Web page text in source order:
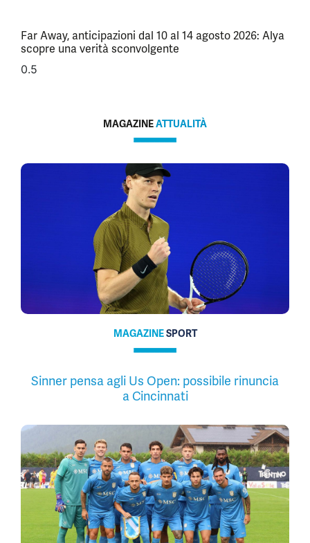
Far Away, anticipazioni dal 10 al 14 agosto 2026: Alya
scopre una verità sconvolgente
MAGAZINEATTUALITÀ
MAGAZINESPORT
Sinner pensa agli Us Open: possibile rinuncia
a Cincinnati